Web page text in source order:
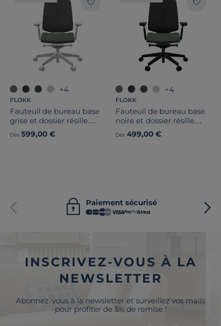
+4
FLOKK
Fauteuil de bureau base
grise et dossier résille
Light Up 250SL
Dès 599,00 €
+4
FLOKK
Fauteuil de bureau base
noire et dossier résille
Light Up 250SL
Dès 499,00 €
Paiement sécurisé
INSCRIVEZ-VOUS À LA
NEWSLETTER
Abonnez-vous à la newsletter et surveillez vos mails
pour profiter de 5% de remise !